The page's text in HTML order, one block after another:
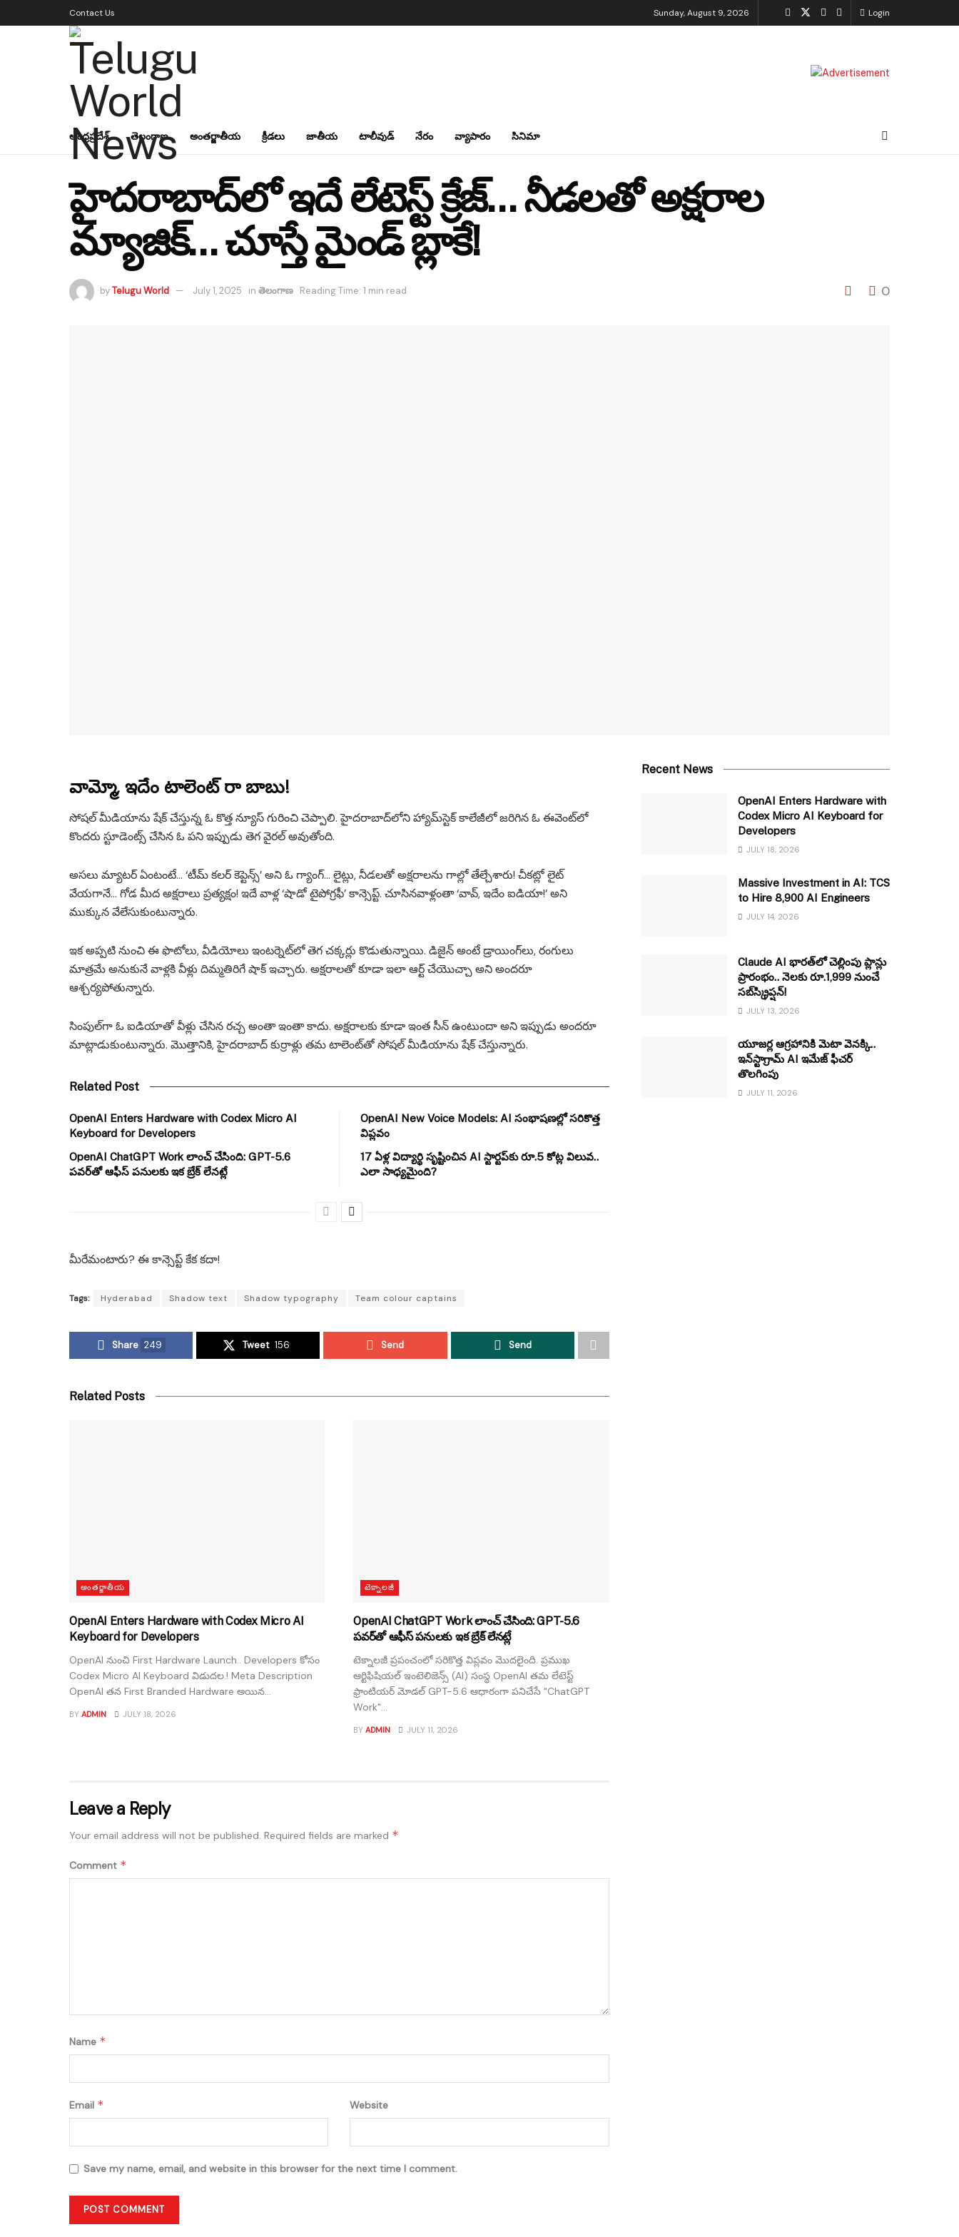
Contact Us Sunday, August 9, 2026 Login
ఆంధ్రప్రదేశ్ తెలంగాణ అంతర్జాతీయ క్రీడలు జాతీయ టాలీవుడ్ నేరం వ్యాపారం సినిమా
హైదరాబాద్‌లో ఇదే లేటెస్ట్ క్రేజ్… నీడలతో అక్షరాల
మ్యాజిక్… చూస్తే మైండ్ బ్లాకే!
byTelugu World July 1, 2025 in తెలంగాణ Reading Time: 1 min read 0
వామ్మో, ఇదేం టాలెంట్ రా బాబు!
సోషల్ మీడియాను షేక్ చేస్తున్న ఓ కొత్త న్యూస్ గురించి చెప్పాలి. హైదరాబాద్‌లోని హ్యామ్‌స్టెక్ కాలేజీలో జరిగిన ఓ ఈవెంట్‌లో
కొందరు స్టూడెంట్స్ చేసిన ఓ పని ఇప్పుడు తెగ వైరల్ అవుతోంది.
అసలు మ్యాటర్ ఏంటంటే… ‘టీమ్ కలర్ కెప్టెన్స్’ అని ఓ గ్యాంగ్… లైట్లు, నీడలతో అక్షరాలను గాల్లో తేల్చేశారు! చీకట్లో లైట్
వేయగానే… గోడ మీద అక్షరాలు ప్రత్యక్షం! ఇదే వాళ్ల ‘షాడో టైపోగ్రఫీ’ కాన్సెప్ట్. చూసినవాళ్లంతా ‘వావ్, ఇదేం ఐడియా!’ అని
ముక్కున వేలేసుకుంటున్నారు.
ఇక అప్పటి నుంచి ఈ ఫొటోలు, వీడియోలు ఇంటర్నెట్‌లో తెగ చక్కర్లు కొడుతున్నాయి. డిజైన్ అంటే డ్రాయింగ్‌లు, రంగులు
మాత్రమే అనుకునే వాళ్లకి వీళ్లు దిమ్మతిరిగే షాక్ ఇచ్చారు. అక్షరాలతో కూడా ఇలా ఆర్ట్ చేయొచ్చా అని అందరూ
ఆశ్చర్యపోతున్నారు.
సింపుల్‌గా ఓ ఐడియాతో వీళ్లు చేసిన రచ్చ అంతా ఇంతా కాదు. అక్షరాలకు కూడా ఇంత సీన్ ఉంటుందా అని ఇప్పుడు అందరూ
మాట్లాడుకుంటున్నారు. మొత్తానికి, హైదరాబాద్ కుర్రాళ్లు తమ టాలెంట్‌తో సోషల్ మీడియాను షేక్ చేస్తున్నారు.
Related Post
OpenAI Enters Hardware with Codex Micro AI
Keyboard for Developers
OpenAI ChatGPT Work లాంచ్ చేసింది: GPT-5.6
పవర్‌తో ఆఫీస్ పనులకు ఇక బ్రేక్ లేనట్లే
OpenAI New Voice Models: AI సంభాషణల్లో సరికొత్త
విప్లవం
17 ఏళ్ల విద్యార్థి సృష్టించిన AI స్టార్టప్‌కు రూ.5 కోట్ల విలువ..
ఎలా సాధ్యమైంది?
మీరేమంటారు? ఈ కాన్సెప్ట్ కేక కదా!
Tags: Hyderabad Shadow text Shadow typography Team colour captains
Share 249 Tweet 156 Send Send
Related Posts
అంతర్జాతీయ
OpenAI Enters Hardware with Codex Micro AI
Keyboard for Developers
OpenAI నుంచి First Hardware Launch.. Developers కోసం
Codex Micro AI Keyboard విడుదల.! Meta Description
OpenAI తన First Branded Hardware అయిన...
BY ADMIN JULY 18, 2026
టెక్నాలజీ
OpenAI ChatGPT Work లాంచ్ చేసింది: GPT-5.6
పవర్‌తో ఆఫీస్ పనులకు ఇక బ్రేక్ లేనట్లే
టెక్నాలజీ ప్రపంచంలో సరికొత్త విప్లవం మొదలైంది. ప్రముఖ
ఆర్టిఫిషియల్ ఇంటెలిజెన్స్ (AI) సంస్థ OpenAI తమ లేటెస్ట్
ఫ్రాంటియర్ మోడల్ GPT-5.6 ఆధారంగా పనిచేసే "ChatGPT
Work"...
BY ADMIN JULY 11, 2026
Leave a Reply
Your email address will not be published. Required fields are marked *
Comment *
Name *
Email * Website
Save my name, email, and website in this browser for the next time I comment.
Recent News
OpenAI Enters Hardware with
Codex Micro AI Keyboard for
Developers
JULY 18, 2026
Massive Investment in AI: TCS
to Hire 8,900 AI Engineers
JULY 14, 2026
Claude AI భారత్‌లో చెల్లింపు ప్లాన్లు
ప్రారంభం.. నెలకు రూ.1,999 నుంచే
సబ్‌స్క్రిప్షన్!
JULY 13, 2026
యూజర్ల ఆగ్రహానికి మెటా వెనక్కి..
ఇన్‌స్టాగ్రామ్ AI ఇమేజ్ ఫీచర్
తొలగింపు
JULY 11, 2026